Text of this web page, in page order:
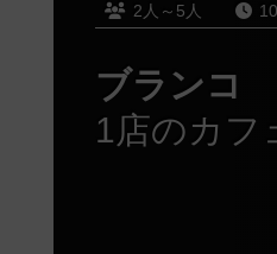
2人～5人
ブランコ
1店のカフ